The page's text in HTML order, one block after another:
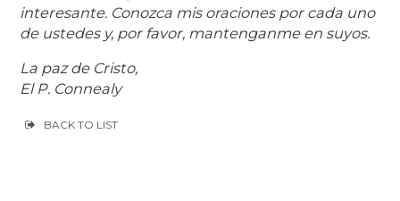
interesante. Conozca mis oraciones por cada uno
de ustedes y, por favor, mantenganme en suyos.
La paz de Cristo,
El P. Connealy
BACK TO LIST